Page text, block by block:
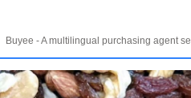
Buyee - A multilingual purchasing agent